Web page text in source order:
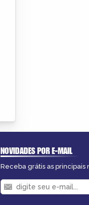
NOVIDADES POR E-MAIL
Receba grátis as principais